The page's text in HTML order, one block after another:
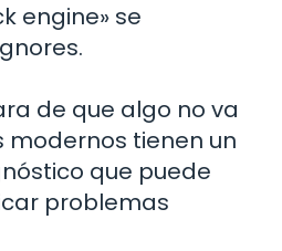
engine» se
de que algo no va
modernos tienen un
que puede
problemas